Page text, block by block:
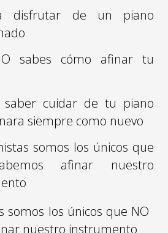
disfrutar de un piano
sabes cómo afinar tu
saber cuidar de tu piano
siempre como nuevo
somos los únicos que
afinar nuestro
somos los únicos que NO
nuestro instrumento